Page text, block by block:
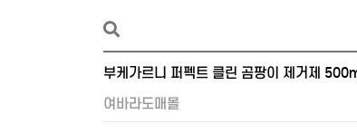
부케가르니 퍼펙트 클린 곰팡이 제거제
여바라도매몰